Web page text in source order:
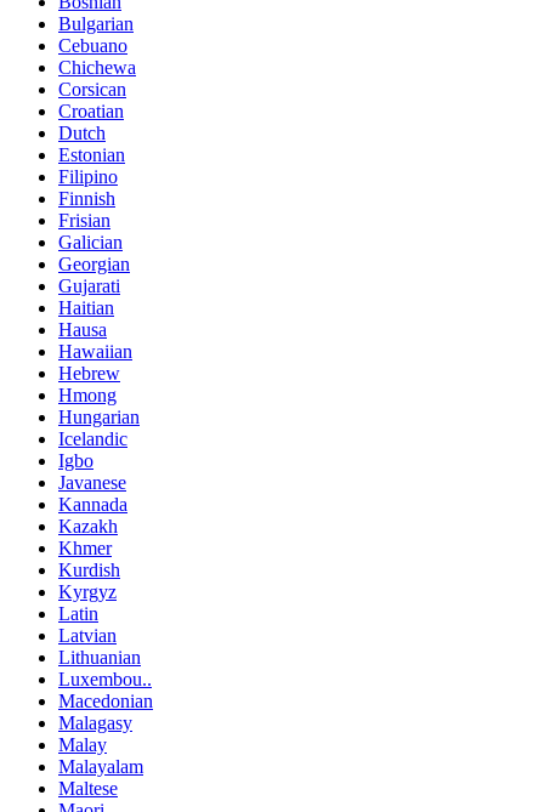
Bulgarian
Cebuano
Chichewa
Corsican
Croatian
Dutch
Estonian
Filipino
Finnish
Frisian
Galician
Georgian
Gujarati
Haitian
Hausa
Hawaiian
Hebrew
Hmong
Hungarian
Icelandic
Igbo
Javanese
Kannada
Kazakh
Khmer
Kurdish
Kyrgyz
Latin
Latvian
Lithuanian
Luxembou..
Macedonian
Malagasy
Malay
Malayalam
Maltese